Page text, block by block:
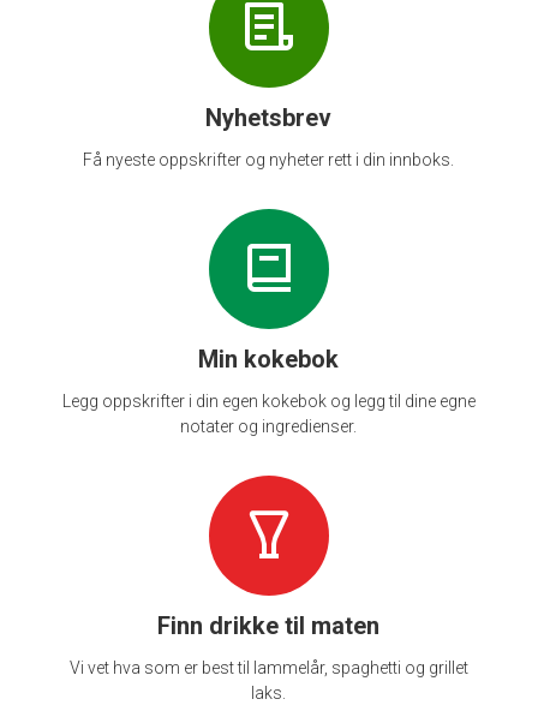
Nyhetsbrev
Få nyeste oppskrifter og nyheter rett i din innboks.
Min kokebok
Legg oppskrifter i din egen kokebok og legg til dine egne
notater og ingredienser.
Finn drikke til maten
Vi vet hva som er best til lammelår, spaghetti og grillet
laks.